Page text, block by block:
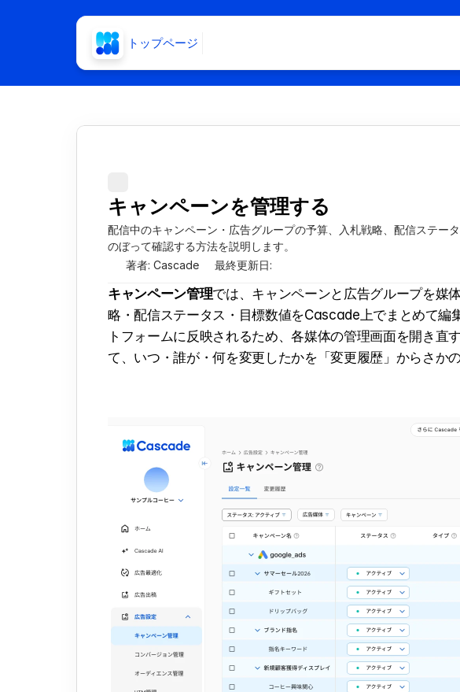
トップページ
キャンペーンを管理する
配信中のキャンペーン・広告グループの予算、入札戦略、配信ステー
のぼって確認する方法を説明します。
著者: Cascade
最終更新日:
キャンペーン管理では、キャンペーンと広告グループを媒
略・配信ステータス・目標数値をCascade上でまとめて編
トフォームに反映されるため、各媒体の管理画面を開き直
て、いつ・誰が・何を変更したかを「変更履歴」からさか